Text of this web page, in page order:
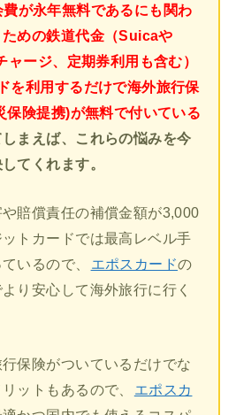
費が永年無料であるにも関わ
めの鉄道代金（Suicaや
ージ、定期券利用も含む）
を利用するだけで海外旅行保
保険提携)が無料で付いている
まえば、これらの悩みを今
てくれます。
賠償責任の補償金額が3,000
トカードでは最高レベル手
いるので、
エポスカードの
り安心して海外旅行に行く
保険がついているだけでな
ットもあるので、
エポスカ